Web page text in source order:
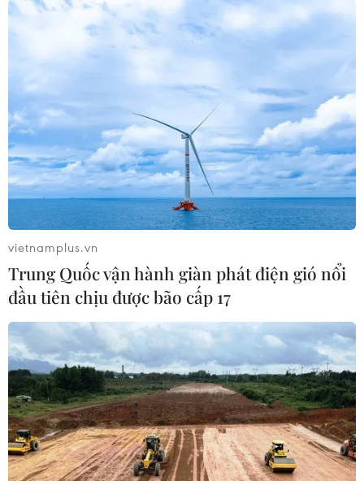
#Ba Lan #EU #hỗ trợ nông dân
#ngũ cốc Ukraine
#nông sản nhập khẩu
Ba Lan
Theo dõi VietnamPlus
TIN LIÊN QUAN
vietnamplus.vn
Trung Quốc vận hành giàn phát điện gió nổi
đầu tiên chịu được bão cấp 17